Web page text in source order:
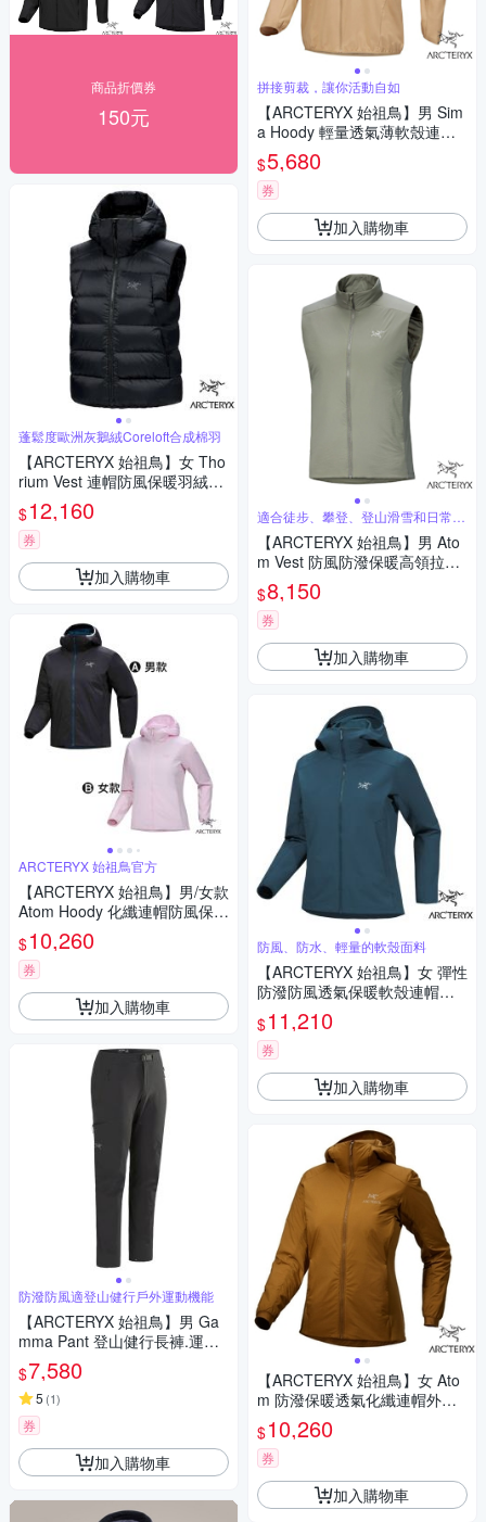
商品折價券
150元
蓬鬆度歐洲灰鵝絨Coreloft合成棉羽
【ARCTERYX 始祖鳥】女 Tho
rium Vest 連帽防風保暖羽絨背
心.中央拉鍊開襟背心/ X00001
0547 黑
$12,160
券
加入購物車
ARCTERYX 始祖鳥官方
【ARCTERYX 始祖鳥】男/女款
Atom Hoody 化纖連帽防風保暖
風衣外套
$10,260
券
加入購物車
防潑防風適登山健行戶外運動機能
【ARCTERYX 始祖鳥】男 Ga
mma Pant 登山健行長褲.運動
休閒褲.多口袋褲.工作褲/ X000
009532 黑色
$7,580
5 (1)
券
加入購物車
拼接剪裁，讓你活動自如
【ARCTERYX 始祖鳥】男 Sim
a Hoody 輕量透氣薄軟殼連帽
防風外套.夾克.風衣_X0000065
92 帆布棕
$5,680
券
加入購物車
適合徒步、攀登、登山滑雪和日常穿
著
【ARCTERYX 始祖鳥】男 Ato
m Vest 防風防潑保暖高領拉鍊
開襟背心_X000009559 糧草綠
$8,150
券
加入購物車
防風、防水、輕量的軟殼面料
【ARCTERYX 始祖鳥】女 彈性
防潑防風透氣保暖軟殼連帽外
套.夾克_X000010561 夜色藍
$11,210
券
加入購物車
【ARCTERYX 始祖鳥】女 Ato
m 防潑保暖透氣化纖連帽外套.
夾克_X000006780-30090 育空
褐
$10,260
券
加入購物車